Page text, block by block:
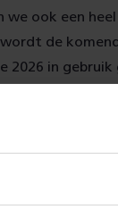
we ook een
de
2026 in gebruik